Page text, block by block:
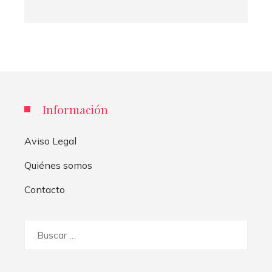
Información
Aviso Legal
Quiénes somos
Contacto